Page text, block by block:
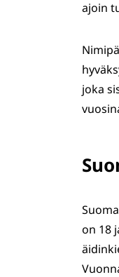
ajoin
joka
on 18